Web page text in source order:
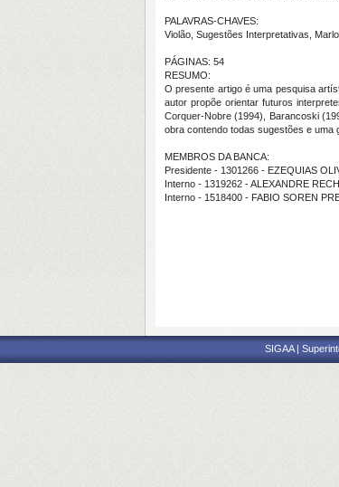
PALAVRAS-CHAVES:
Violão, Sugestões Interpretativas,
PÁGINAS: 54
RESUMO:
O presente artigo é uma pesquisa
autor propõe orientar futuros
Corquer-Nobre (1994), Barancoski
obra contendo todas sugestões e uma
MEMBROS DA BANCA:
Presidente - 1301266 - EZEQUIAS
Interno - 1319262 - ALEXANDRE
Interno - 1518400 - FABIO SOREN
SIGAA |